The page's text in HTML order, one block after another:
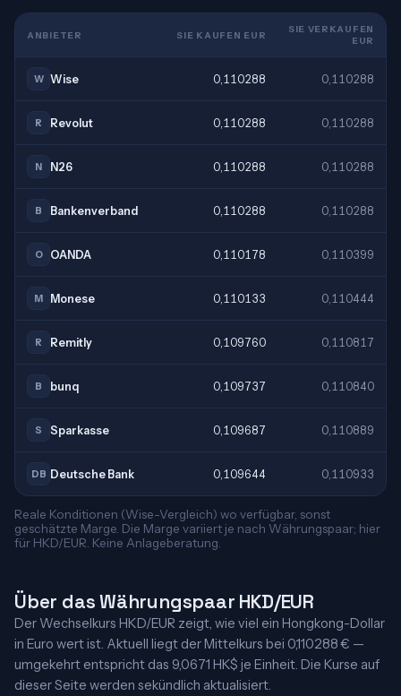
ANBIETER SIE KAUFEN EUR
SIE VERKAUFEN
EUR
W Wise 0,110288 0,110288
R Revolut 0,110288 0,110288
N N26 0,110288 0,110288
B Bankenverband 0,110288 0,110288
O OANDA 0,110178 0,110399
M Monese 0,110133 0,110444
R Remitly 0,109760 0,110817
B bunq 0,109737 0,110840
S Sparkasse 0,109687 0,110889
DB Deutsche Bank 0,109644 0,110933
Reale Konditionen (Wise-Vergleich) wo verfügbar, sonst
geschätzte Marge. Die Marge variiert je nach Währungspaar; hier
für HKD/EUR. Keine Anlageberatung.
Über das Währungspaar HKD/EUR
Der Wechselkurs HKD/EUR zeigt, wie viel ein Hongkong-Dollar
in Euro wert ist. Aktuell liegt der Mittelkurs bei 0,110288 € —
umgekehrt entspricht das 9,0671 HK$ je Einheit. Die Kurse auf
dieser Seite werden sekündlich aktualisiert.